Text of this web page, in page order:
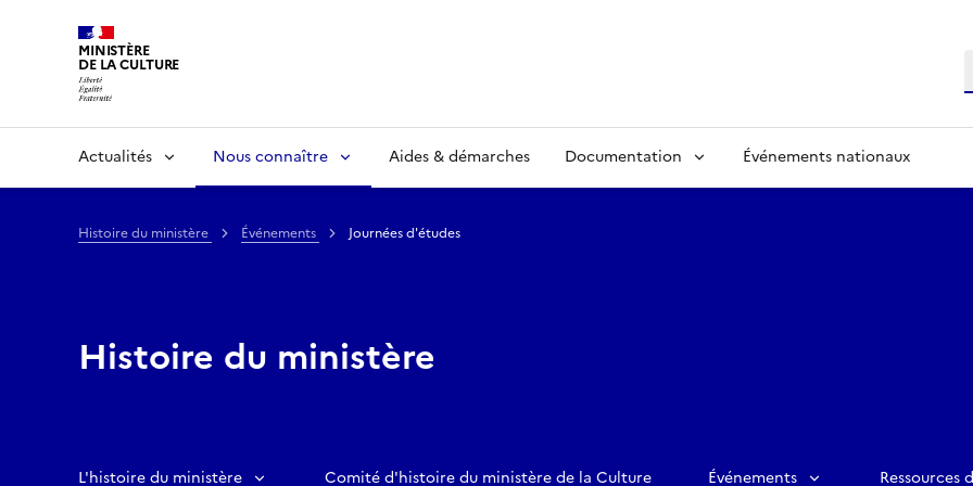
MINISTÈRE
DE LA CULTURE
Actualités Nous connaître Aides & démarches Documentation Événements nationaux
Histoire du ministère Événements Journées d'études
Histoire du ministère
L'histoire du ministère Comité d'histoire du ministère de la Culture Événements Ressources